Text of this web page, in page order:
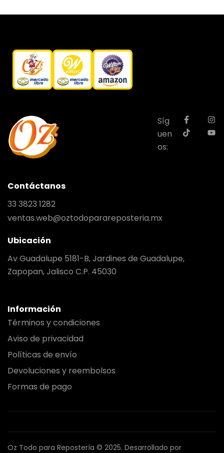
Síg
uen
os:
Contáctanos
33 3823 1282
ventas.web@oztodoparareposteria.mx
Ubicación
Av Guadalupe 5181-B, Jardines de Guadalupe,
Zapopan, Jalisco C.P. 45030
Información
Términos y condiciones
Aviso de privacidad
Políticas de envío
Devoluciones y reembolsos
Formas de pago
Oz Todo para Repostería © 2025. Desarrollado por